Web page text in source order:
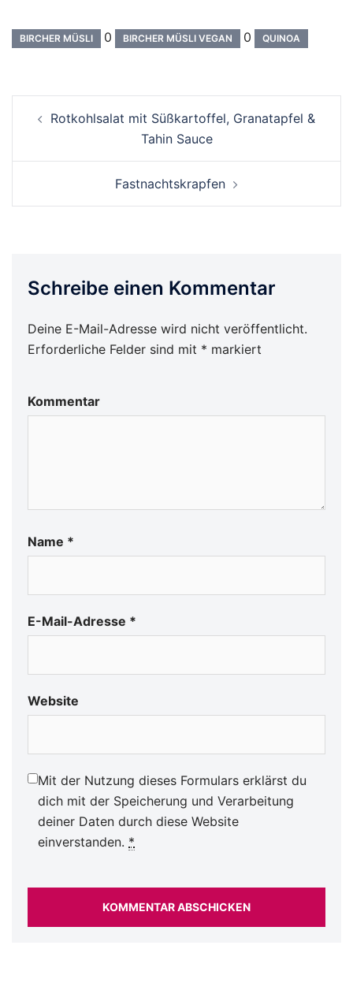
BIRCHER MÜSLI 0 BIRCHER MÜSLI VEGAN 0 QUINOA
Navigation
Rotkohlsalat mit Süßkartoffel, Granatapfel &
Tahin Sauce
Fastnachtskrapfen
Schreibe einen Kommentar
Deine E-Mail-Adresse wird nicht veröffentlicht.
Erforderliche Felder sind mit * markiert
Kommentar
Name *
E-Mail-Adresse *
Website
Mit der Nutzung dieses Formulars erklärst du
dich mit der Speicherung und Verarbeitung
deiner Daten durch diese Website
einverstanden. *